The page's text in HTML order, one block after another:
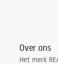
Over ons
Het merk